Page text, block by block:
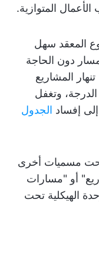
المتوازية.
المعقد سهل
دون الحاجة
المشاريع
وتغفل
إفساد الجدول
مسميات أخرى
أو "مسارات
الهيكلية تحت